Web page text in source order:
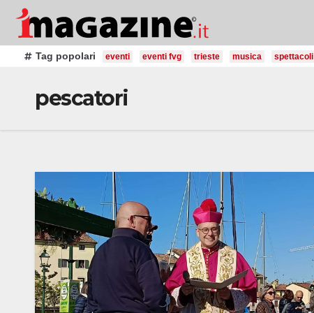
Salta
contenutoTag popolari eventi eventi fvg trieste musica spettacoli
pescatori